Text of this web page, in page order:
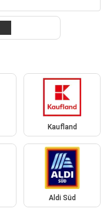
Kaufland
Aldi Süd